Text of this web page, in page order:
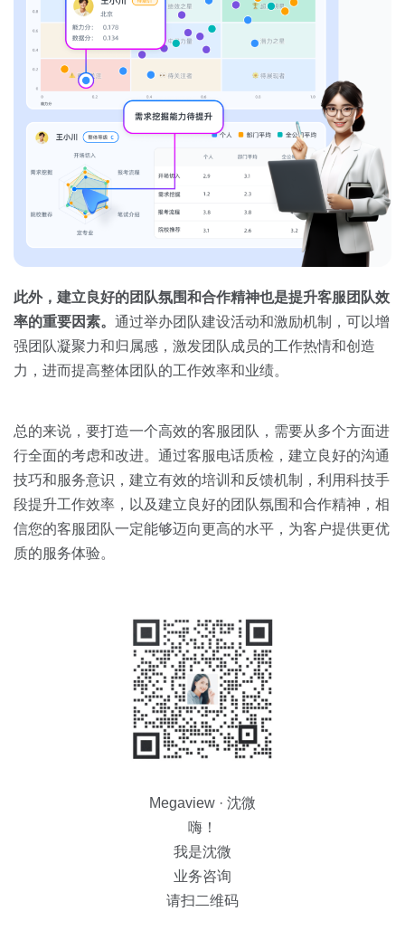
此外，建立良好的团队氛围和合作精神也是提升客服团队效
率的重要因素。 通过举办团队建设活动和激励机制，可以增
强团队凝聚力和归属感，激发团队成员的工作热情和创造
力，进而提高整体团队的工作效率和业绩。
总的来说，要打造一个高效的客服团队，需要从多个方面进
行全面的考虑和改进。通过客服电话质检，建立良好的沟通
技巧和服务意识，建立有效的培训和反馈机制，利用科技手
段提升工作效率，以及建立良好的团队氛围和合作精神，相
信您的客服团队一定能够迈向更高的水平，为客户提供更优
质的服务体验。
Megaview · 沈微
嗨！
我是沈微
业务咨询
请扫二维码